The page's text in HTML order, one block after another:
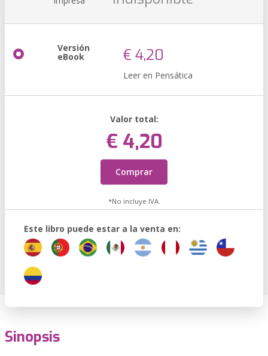
Versión
eBook € 4,20
Leer en Pensática
Valor total:
€ 4,20
Comprar
*No incluye IVA.
Este libro puede estar a la venta en:
Sinopsis